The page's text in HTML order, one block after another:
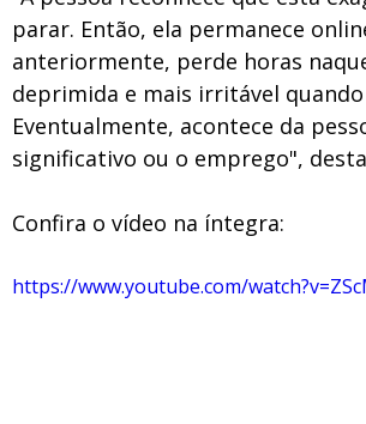
parar. Então, ela permanece
anteriormente, perde horas
deprimida e mais irritável
Eventualmente, acontece da
significativo ou o emprego",
Confira o vídeo na íntegra:
https://www.youtube.com/